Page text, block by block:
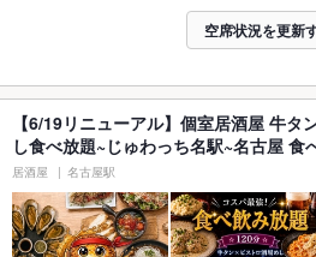
空席状況を更新
【6/19リニューアル】個室居酒屋 牛タ
し食べ放題~じゅわっち名駅~名古屋 食
居酒屋 名古屋駅